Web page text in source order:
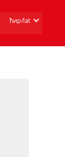
ћир/lat